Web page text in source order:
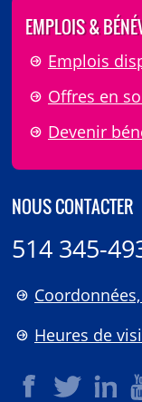
EMPLOIS &
Emplois
Offres en
Devenir
NOUS CONTACTER
514 345-
Heures de